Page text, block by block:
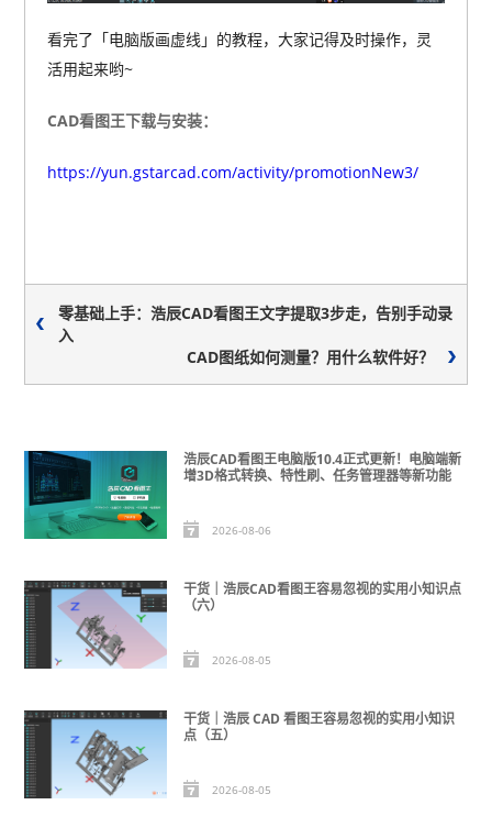
看完了「电脑版画虚线」的教程，大家记得及时操作，灵
活用起来哟~
CAD看图王下载与安装：
https://yun.gstarcad.com/activity/promotionNew3/
零基础上手：浩辰CAD看图王文字提取3步走，告别手动录
入
CAD图纸如何测量？用什么软件好？
浩辰CAD看图王电脑版10.4正式更新！电脑端新
增3D格式转换、特性刷、任务管理器等新功能
2026-08-06
干货｜浩辰CAD看图王容易忽视的实用小知识点
（六）
2026-08-05
干货｜浩辰 CAD 看图王容易忽视的实用小知识
点（五）
2026-08-05